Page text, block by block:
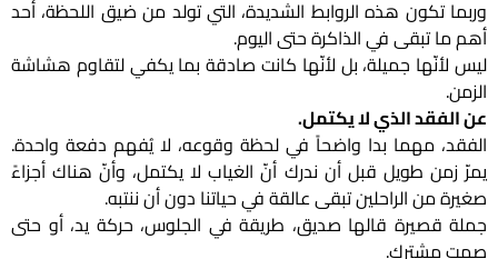
وربما تكون هذه الروابط الشديدة، التي تولد من ضيق اللحظة، أحد
أهم ما تبقى في الذاكرة حتى اليوم.
ليس لأنّها جميلة، بل لأنّها كانت صادقة بما يكفي لتقاوم هشاشة
الزمن.
عن الفقد الذي لا يكتمل.
الفقد، مهما بدا واضحاً في لحظة وقوعه، لا يُفهم دفعة واحدة.
يمرّ زمن طويل قبل أن ندرك أنّ الغياب لا يكتمل، وأنّ هناك أجزاءً
صغيرة من الراحلين تبقى عالقة في حياتنا دون أن ننتبه.
جملة قصيرة قالها صديق، طريقة في الجلوس، حركة يد، أو حتى
صمت مشترك.